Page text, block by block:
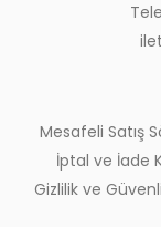
Mesafeli Satış
İptal ve İade
Gizlilik ve